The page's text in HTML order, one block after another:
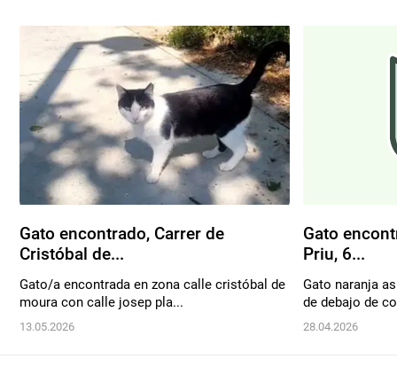
Gato encontrado, Carrer de
Cristóbal de...
Gato/a encontrada en zona calle cristóbal de
moura con calle josep pla...
13.05.2026
Gato
Priu, 6...
Gato naranja
de debajo de
28.04.2026